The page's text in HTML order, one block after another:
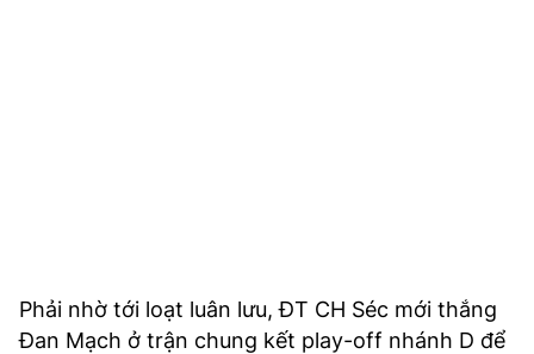
Phải nhờ tới loạt luân lưu, ĐT CH Séc mới thắng
Đan Mạch ở trận chung kết play-off nhánh D để